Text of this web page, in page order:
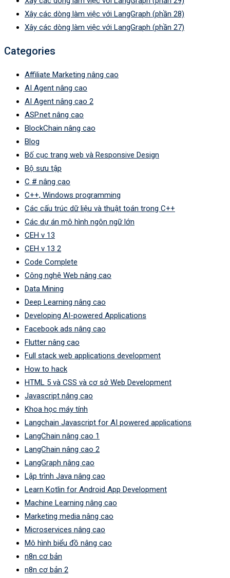
Xây các dòng làm việc với LangGraph (phần 28)
Xây các dòng làm việc với LangGraph (phần 27)
Categories
Affiliate Marketing nâng cao
AI Agent nâng cao
AI Agent nâng cao 2
ASP.net nâng cao
BlockChain nâng cao
Blog
Bố cục trang web và Responsive Design
Bộ sưu tập
C # nâng cao
C++, Windows programming
Các cấu trúc dữ liệu và thuật toán trong C++
Các dự án mô hình ngôn ngữ lớn
CEH v 13
CEH v 13 2
Code Complete
Công nghệ Web nâng cao
Data Mining
Deep Learning nâng cao
Developing AI-powered Applications
Facebook ads nâng cao
Flutter nâng cao
Full stack web applications development
How to hack
HTML 5 và CSS và cơ sở Web Development
Javascript nâng cao
Khoa học máy tính
Langchain Javascript for AI powered applications
LangChain nâng cao 1
LangChain nâng cao 2
LangGraph nâng cao
Lập trình Java nâng cao
Learn Kotlin for Android App Development
Machine Learning nâng cao
Marketing media nâng cao
Microservices nâng cao
Mô hình biểu đồ nâng cao
n8n cơ bản
n8n cơ bản 2